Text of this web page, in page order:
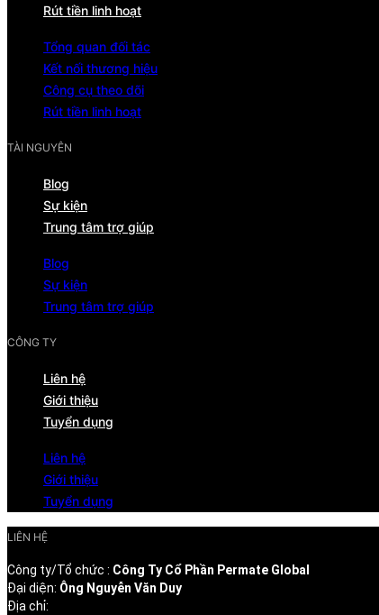
Rút tiền linh hoạt
Tổng quan đối tác
Kết nối thương hiệu
Công cụ theo dõi
Rút tiền linh hoạt
TÀI NGUYÊN
Blog
Sự kiện
Trung tâm trợ giúp
Blog
Sự kiện
Trung tâm trợ giúp
CÔNG TY
Liên hệ
Giới thiệu
Tuyển dụng
Liên hệ
Giới thiệu
Tuyển dụng
LIÊN HỆ
Công ty/Tổ chức : Công Ty Cổ Phần Permate Global
Đại diện: Ông Nguyễn Văn Duy
Địa chỉ: